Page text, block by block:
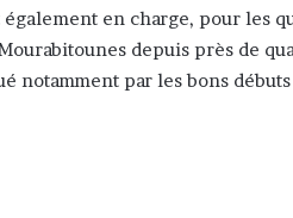
en charge, pour les
depuis près de
notamment par les bons